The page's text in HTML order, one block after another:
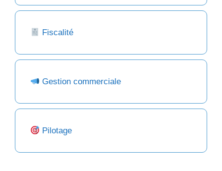
Fiscalité
Gestion commerciale
Pilotage